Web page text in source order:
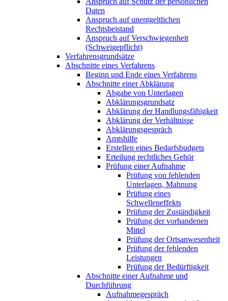
Daten
Anspruch auf unentgeltlichen
Rechtsbeistand
Anspruch auf Verschwiegenheit
(Schweigepflicht)
Verfahrensgrundsätze
Abschnitte eines Verfahrens
Beginn und Ende eines Verfahrens
Abschnitte einer Abklärung
Abgabe von Unterlagen
Abklärungsgrundsatz
Abklärung der Handlungsfähigkeit
Abklärung der Verhältnisse
Abklärungsgespräch
Amtshilfe
Erstellen eines Bedarfsbudgets
Erteilung rechtliches Gehör
Prüfung einer Aufnahme
Prüfung von fehlenden
Unterlagen, Mahnung
Prüfung eines
Schwelleneffekts
Prüfung der Zuständigkeit
Prüfung der vorhandenen
Mittel
Prüfung der Ortsanwesenheit
Prüfung der fehlenden
Leistungen
Prüfung der Bedürftigkeit
Abschnitte einer Aufnahme und
Durchführung
Aufnahmegespräch